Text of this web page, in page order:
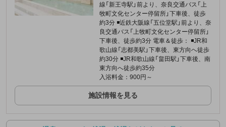
線「新王寺駅」前より、奈良交通バス「上
牧町文化センター停留所」下車後、徒歩
約3分 ◾️近鉄大阪線「五位堂駅」前より、奈
良交通バス「上牧町文化センター停留所」
下車後、徒歩約3分 電車＆徒歩： ◾️JR和
歌山線「志都美駅」下車後、東方向へ徒歩
約30分 ◾️JR和歌山線「畠田駅」下車後、南
東方向へ徒歩約35分
入浴料金：900円～
施設情報を見る